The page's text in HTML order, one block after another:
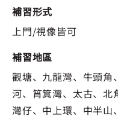
補習形式
上門/視像皆可
補習地區
觀塘、九龍灣、牛頭角
河、筲箕灣、太古、北
灣仔、中上環、中半山